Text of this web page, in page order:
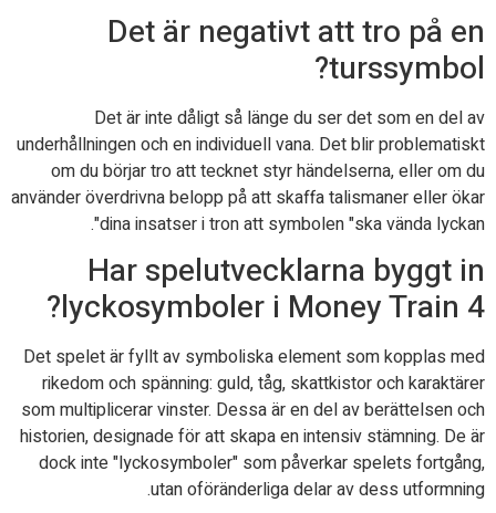
Det är negativt att tro på en
turssymbol?
Det är inte dåligt så länge du ser det som en del av
underhållningen och en individuell vana. Det blir problematiskt
om du börjar tro att tecknet styr händelserna, eller om du
använder överdrivna belopp på att skaffa talismaner eller ökar
dina insatser i tron att symbolen "ska vända lyckan".
Har spelutvecklarna byggt in
lyckosymboler i Money Train 4?
Det spelet är fyllt av symboliska element som kopplas med
rikedom och spänning: guld, tåg, skattkistor och karaktärer
som multiplicerar vinster. Dessa är en del av berättelsen och
historien, designade för att skapa en intensiv stämning. De är
dock inte "lyckosymboler" som påverkar spelets fortgång,
utan oföränderliga delar av dess utformning.